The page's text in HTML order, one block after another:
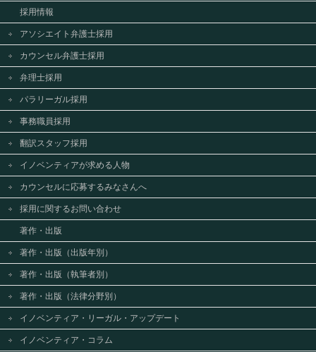
採用情報
アソシエイト弁護士採用
カウンセル弁護士採用
弁理士採用
パラリーガル採用
事務職員採用
翻訳スタッフ採用
イノベンティアが求める人物
カウンセルに応募するみなさんへ
採用に関するお問い合わせ
著作・出版
著作・出版（出版年別）
著作・出版（執筆者別）
著作・出版（法律分野別）
イノベンティア・リーガル・アップデート
イノベンティア・コラム